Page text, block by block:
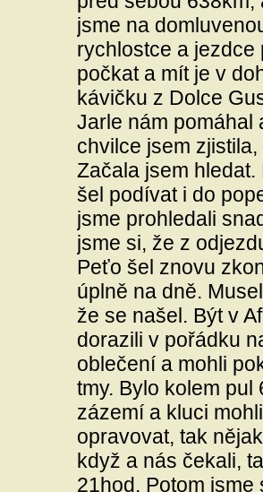
jsme na
rychlostce a jezdce
počkat a mít je v
kávičku z Dolce
Jarle nám pomáhal
chvilce jsem
Začala jsem
šel podívat i do
jsme prohledali
jsme si, že z
Peťo šel znovu
úplně na dně.
že se našel. Být v
dorazili v pořádku
oblečení a mohli
tmy. Bylo kolem
zázemí a kluci
opravovat, tak
když a nás čekali,
21hod. Potom jsme